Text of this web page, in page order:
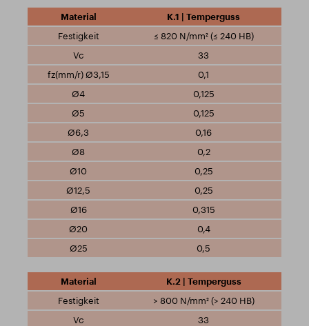
K.1 | Temperguss
≤ 820 N/mm² (≤ 240 HB)
33
0,1
0,125
0,125
0,16
0,2
0,25
0,25
0,315
0,4
0,5
K.2 | Temperguss
> 800 N/mm² (> 240 HB)
33